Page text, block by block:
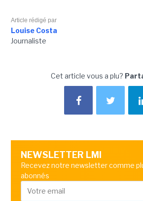
Article rédigé par
Louise Costa
Journaliste
Cet article vous a plu?
NEWSLETTER LMI
Recevez notre newsletter comme
abonnés